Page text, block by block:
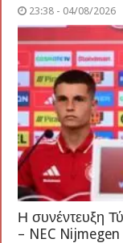
23:38 - 04/08/2026
Η συνέντευξη
– NEC Nijmegen